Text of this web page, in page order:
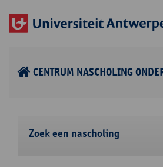
CENTRUM NASCHOLING
Zoek een nascholing